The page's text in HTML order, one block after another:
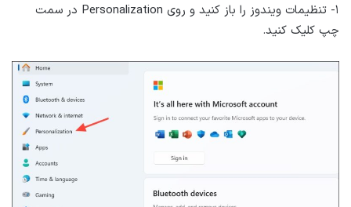
۱- تنظیمات ویندوز را باز کنید و روی Personalization در سمت
چپ کلیک کنید.